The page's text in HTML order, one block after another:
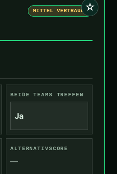
☆
MITTEL VERTRAUEN
BEIDE TEAMS TREFFEN
Ja
ALTERNATIVSCORE
—